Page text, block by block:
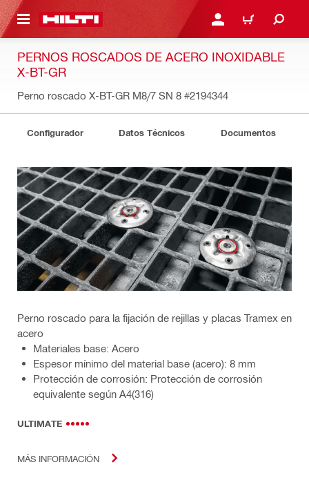
PRINCIPAL INICIE SESIÓN O
CARRITO
PERNOS ROSCADOS DE ACERO INOXIDABLE
X-BT-GR
Perno roscado X-BT-GR M8/7 SN 8 #2194344
Configurador Datos Técnicos Documentos
Perno roscado para la fijación de rejillas y placas Tramex en
acero
Materiales base: Acero
Espesor mínimo del material base (acero): 8 mm
Protección de corrosión: Protección de corrosión
equivalente según A4(316)
ULTIMATE
MÁS INFORMACIÓN